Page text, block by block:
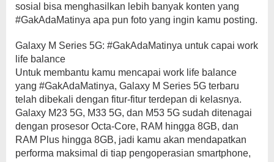
sosial bisa menghasilkan lebih banyak konten yang
#GakAdaMatinya apa pun foto yang ingin kamu posting.
Galaxy M Series 5G: #GakAdaMatinya untuk capai work
life balance
Untuk membantu kamu mencapai work life balance
yang #GakAdaMatinya, Galaxy M Series 5G terbaru
telah dibekali dengan fitur-fitur terdepan di kelasnya.
Galaxy M23 5G, M33 5G, dan M53 5G sudah ditenagai
dengan prosesor Octa-Core, RAM hingga 8GB, dan
RAM Plus hingga 8GB, jadi kamu akan mendapatkan
performa maksimal di tiap pengoperasian smartphone,